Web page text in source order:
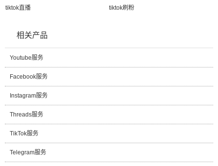
tiktok直播
tiktok刷粉
相关产品
Youtube服务
Facebook服务
Instagram服务
Threads服务
TikTok服务
Telegram服务